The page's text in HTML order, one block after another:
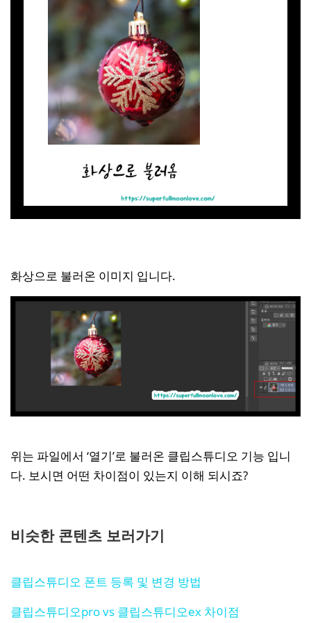
화상으로 불러온 이미지 입니다.
위는 파일에서 ‘열기’로 불러온 클립스튜디오 기능 입니
다. 보시면 어떤 차이점이 있는지 이해 되시죠?
비슷한 콘텐츠 보러가기
클립스튜디오 폰트 등록 및 변경 방법
클립스튜디오pro vs 클립스튜디오ex 차이점